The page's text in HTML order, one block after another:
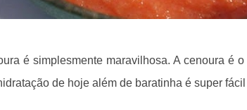
é simplesmente maravilhosa. A cenoura é
de hoje além de baratinha é super fácil